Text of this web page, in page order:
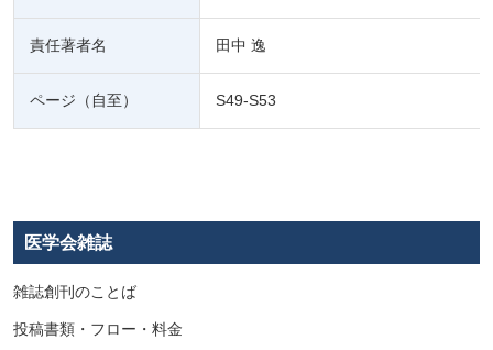
責任著者名 田中 逸
ページ（自至） S49-S53
医学会雑誌
雑誌創刊のことば
投稿書類・フロー・料金